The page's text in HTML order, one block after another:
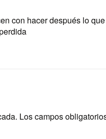
con hacer después lo
Los campos